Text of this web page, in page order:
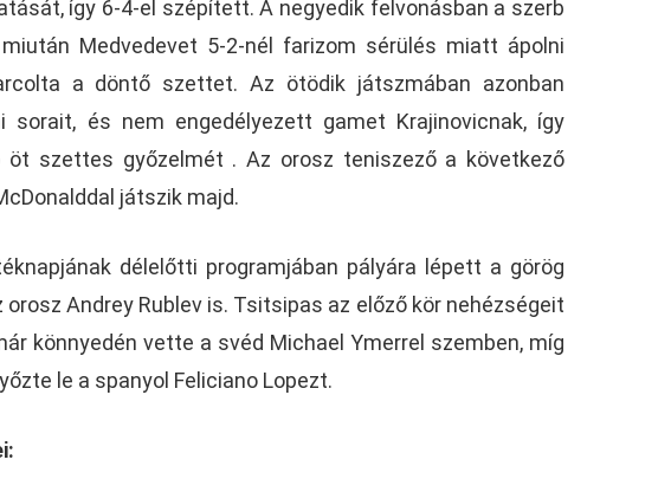
így 6-4-el szépített. A negyedik felvonásban a szerb
Medvedevet 5-2-nél farizom sérülés miatt ápolni
a döntő szettet. Az ötödik játszmában azonban
sorait, és nem engedélyezett gamet Krajinovicnak, így
öt szettes győzelmét . Az orosz teniszező a következő
játszik majd.
délelőtti programjában pályára lépett a görög
Andrey Rublev is. Tsitsipas az előző kör nehézségeit
könnyedén vette a svéd Michael Ymerrel szemben, míg
le a spanyol Feliciano Lopezt.